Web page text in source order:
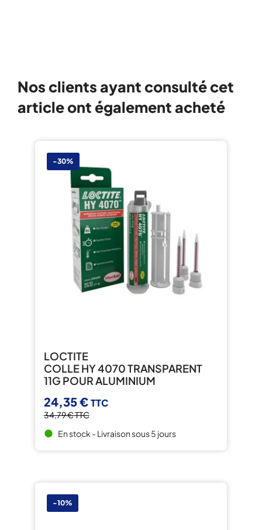
Nos clients ayant consulté cet
article ont également acheté
-30%
LOCTITE
COLLE HY 4070 TRANSPARENT
11G POUR ALUMINIUM
24,35 €TTC
34,79 €TTC
brightness_1 En stock - Livraison sous 5 jours
-10%